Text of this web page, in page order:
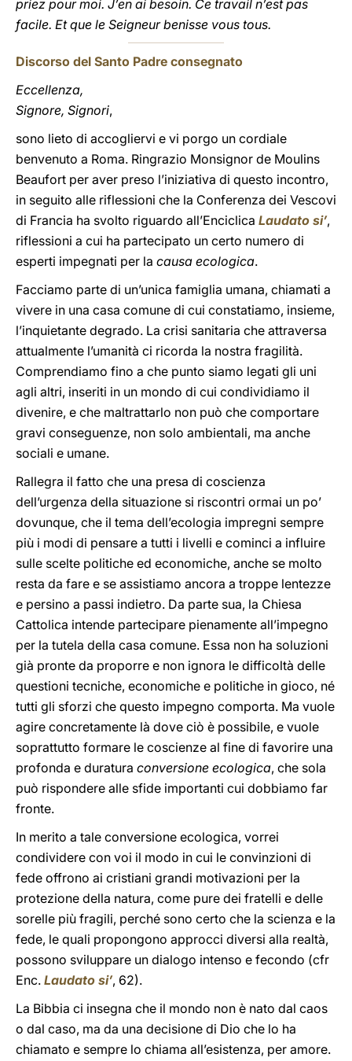
priez pour moi. J’en ai besoin. Ce travail n’est pas
facile. Et que le Seigneur benisse vous tous.
Discorso del Santo Padre consegnato
Eccellenza,
Signore, Signori,
sono lieto di accogliervi e vi porgo un cordiale
benvenuto a Roma. Ringrazio Monsignor de Moulins
Beaufort per aver preso l’iniziativa di questo incontro,
in seguito alle riflessioni che la Conferenza dei Vescovi
di Francia ha svolto riguardo all’Enciclica Laudato si’,
riflessioni a cui ha partecipato un certo numero di
esperti impegnati per la causa ecologica.
Facciamo parte di un’unica famiglia umana, chiamati a
vivere in una casa comune di cui constatiamo, insieme,
l’inquietante degrado. La crisi sanitaria che attraversa
attualmente l’umanità ci ricorda la nostra fragilità.
Comprendiamo fino a che punto siamo legati gli uni
agli altri, inseriti in un mondo di cui condividiamo il
divenire, e che maltrattarlo non può che comportare
gravi conseguenze, non solo ambientali, ma anche
sociali e umane.
Rallegra il fatto che una presa di coscienza
dell’urgenza della situazione si riscontri ormai un po’
dovunque, che il tema dell’ecologia impregni sempre
più i modi di pensare a tutti i livelli e cominci a influire
sulle scelte politiche ed economiche, anche se molto
resta da fare e se assistiamo ancora a troppe lentezze
e persino a passi indietro. Da parte sua, la Chiesa
Cattolica intende partecipare pienamente all’impegno
per la tutela della casa comune. Essa non ha soluzioni
già pronte da proporre e non ignora le difficoltà delle
questioni tecniche, economiche e politiche in gioco, né
tutti gli sforzi che questo impegno comporta. Ma vuole
agire concretamente là dove ciò è possibile, e vuole
soprattutto formare le coscienze al fine di favorire una
profonda e duratura conversione ecologica, che sola
può rispondere alle sfide importanti cui dobbiamo far
fronte.
In merito a tale conversione ecologica, vorrei
condividere con voi il modo in cui le convinzioni di
fede offrono ai cristiani grandi motivazioni per la
protezione della natura, come pure dei fratelli e delle
sorelle più fragili, perché sono certo che la scienza e la
fede, le quali propongono approcci diversi alla realtà,
possono sviluppare un dialogo intenso e fecondo (cfr
Enc. Laudato si’, 62).
La Bibbia ci insegna che il mondo non è nato dal caos
o dal caso, ma da una decisione di Dio che lo ha
chiamato e sempre lo chiama all’esistenza, per amore.